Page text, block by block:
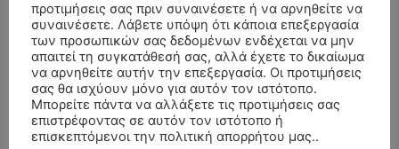
ΧΑΡΑΛΑΜΠΟΣ ΚΑΥΚΙΑΣ ΕΤΩΝ 57
ΧΡΙΣΤΙΝΑεπίΚΗΔΕΙΑ – ΤΡΙΤΗ 4/8/2026 – ΧΡΗΣΤΟΣ Α. ΠΑΛΙΟΥΡΑΣ
ΕΤΩΝ 58
Θεόδωρος Νάκοςεπί ΚΗΔΕΙΑ – ΔΕΥΤΕΡΑ 3/8/2026 – ΔΗΜΗΤΡΙΟΣ Σ.
ΤΣΙΛΙΚΗΣ ΕΤΩΝ 79
ΠΑΝΑΓΙΩΤΗΣ IΩΑΚΕΙΜΙΔΗΣεπίΚΗΔΕΙΑ – ΔΕΥΤΕΡΑ 3/8/2026 –
προτιμήσεις σας πριν συναινέσετε ή να αρνηθείτε να
συναινέσετε. Λάβετε υπόψη ότι κάποια επεξεργασία
των προσωπικών σας δεδομένων ενδέχεται να μην
απαιτεί τη συγκατάθεσή σας, αλλά έχετε το δικαίωμα
να αρνηθείτε αυτήν την επεξεργασία. Οι προτιμήσεις
σας θα ισχύουν μόνο για αυτόν τον ιστότοπο.
Μπορείτε πάντα να αλλάξετε τις προτιμήσεις σας
επιστρέφοντας σε αυτόν τον ιστότοπο ή
επισκεπτόμενοι την πολιτική απορρήτου μας..